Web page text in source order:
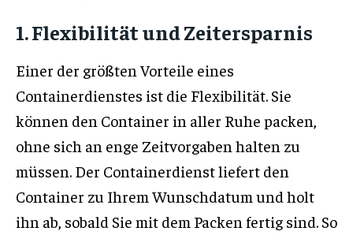
1. Flexibilität und Zeitersparnis
Einer der größten Vorteile eines
Containerdienstes ist die Flexibilität. Sie
können den Container in aller Ruhe packen,
ohne sich an enge Zeitvorgaben halten zu
müssen. Der Containerdienst liefert den
Container zu Ihrem Wunschdatum und holt
ihn ab, sobald Sie mit dem Packen fertig sind. So